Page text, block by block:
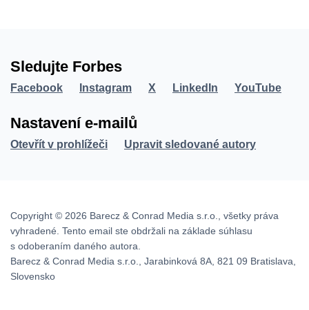
Sledujte Forbes
Facebook Instagram X LinkedIn YouTube
Nastavení e-mailů
Otevřít v prohlížeči Upravit sledované autory
Copyright © 2026 Barecz & Conrad Media s.r.o., všetky práva
vyhradené. Tento email ste obdržali na základe súhlasu
s odoberaním daného autora.
Barecz & Conrad Media s.r.o., Jarabinková 8A, 821 09 Bratislava,
Slovensko